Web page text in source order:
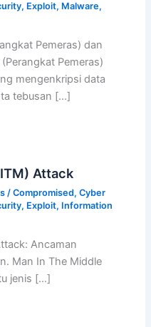
, Exploit, Malware,
Pemeras) dan
Pemeras)
mengenkripsi data
tebusan […]
Attack
/Compromised,Cyber
, Exploit, Information
Ancaman
Man In The Middle
jenis […]